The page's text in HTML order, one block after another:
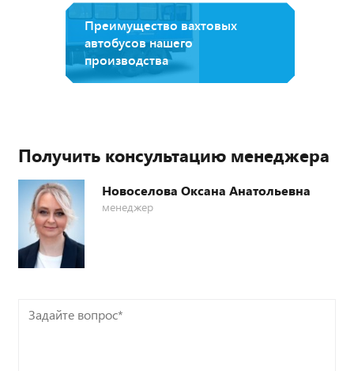
Преимущество вахтовых
автобусов нашего
производства
Получить консультацию менеджера
Новоселова Оксана Анатольевна
менеджер
Задайте